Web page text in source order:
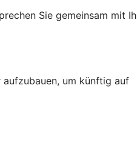
Sie gemeinsam mit
um künftig auf